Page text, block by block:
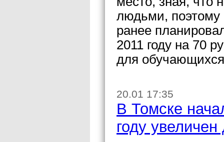
людьми, поэтому
ранее
2011 году на 70
для обучающихся
20.01 17:35
В Томске
году